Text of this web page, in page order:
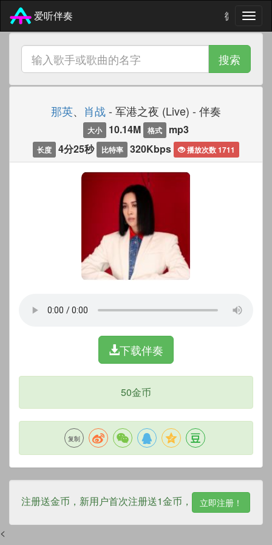
爱听伴奏 微信
搜索
那英、 肖战- 军港之夜 (Live) - 伴奏
大小 10.14M 格式 mp3
长度 4分25秒 比特率 320Kbps 播放次数 1711
下载伴奏
50金币
复制
注册送金币，新用户首次注册送1金币， 立即注册！
<